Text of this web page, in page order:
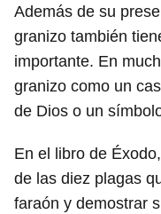
Además de su
granizo también
importante. En
granizo como un
de Dios o un
En el libro de
de las diez plagas
faraón y demostrar